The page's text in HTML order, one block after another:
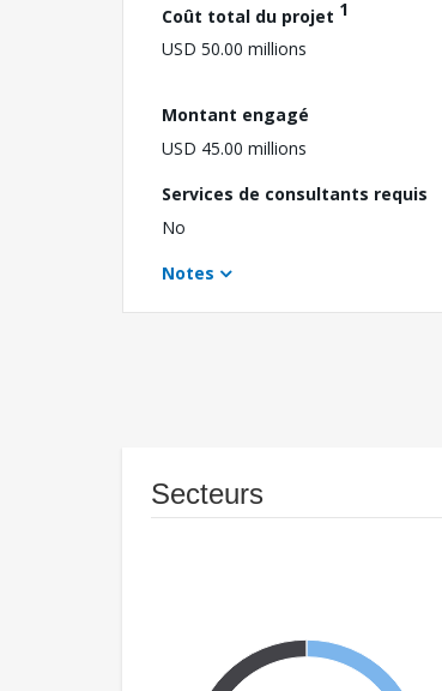
Coût total du projet 1
USD 50.00 millions
Montant engagé
USD 45.00 millions
Services de consultants requis
No
Notes
Secteurs